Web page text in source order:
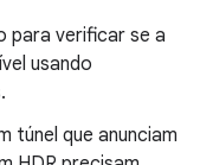
para verificar se a
usando
túnel que anunciam